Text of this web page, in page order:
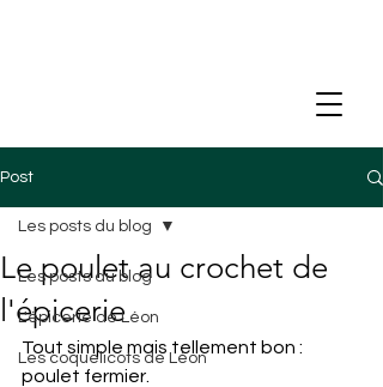
Post
Les posts du blog
L'épicerie de Léon
Les coquelicots de Léon
Les posts du blog
Le poulet au crochet de
l'épicerie
Tout simple mais tellement bon :
poulet fermier.